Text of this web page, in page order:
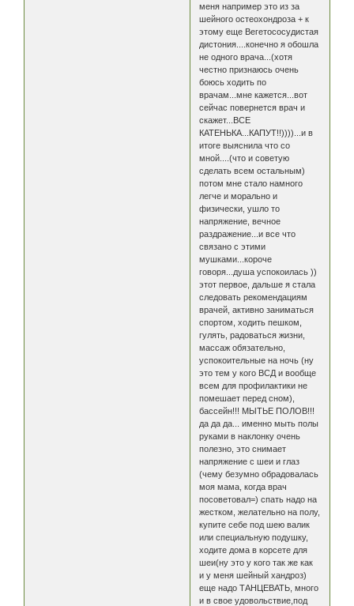
меня например это из за
шейного остеохондроза + к
этому еще Вегетососудистая
дистония....конечно я обошла
не одного врача...(хотя
честно признаюсь очень
боюсь ходить по
врачам...мне кажется...вот
сейчас повернется врач и
скажет...ВСЕ
КАТЕНЬКА...КАПУТ!!))))...и в
итоге выяснила что со
мной....(что и советую
сделать всем остальным)
потом мне стало намного
легче и морально и
физически, ушло то
напряжение, вечное
раздражение...и все что
связано с этими
мушками...короче
говоря...душа успокоилась ))
этот первое, дальше я стала
следовать рекомендациям
врачей, активно заниматься
спортом, ходить пешком,
гулять, радоваться жизни,
массаж обязательно,
успокоительные на ночь (ну
это тем у кого ВСД и вообще
всем для профилактики не
помешает перед сном),
бассейн!!! МЫТЬЕ ПОЛОВ!!!
да да да... именно мыть полы
руками в наклонку очень
полезно, это снимает
напряжение с шеи и глаз
(чему безумно обрадовалась
моя мама, когда врач
посоветовал=) спать надо на
жестком, желательно на полу,
купите себе под шею валик
или специальную подушку,
ходите дома в корсете для
шеи(ну это у кого так же как
и у меня шейный хандроз)
еще надо ТАНЦЕВАТЬ, много
и в свое удовольствие,под